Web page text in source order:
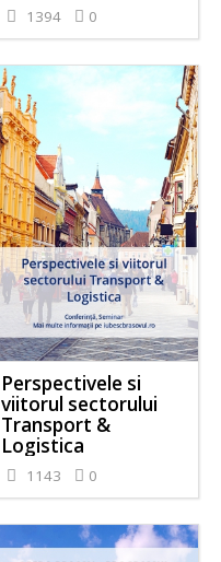
1394 0
Perspectivele si
viitorul sectorului
Transport &
Logistica
1143 0